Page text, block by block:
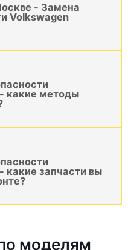
- Замена
Volkswagen
какие методы
какие запчасти вы
моделям